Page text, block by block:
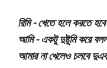
রিমি - খেতে হলে করতে হবে
আমি - একটু দুষ্টুমি করে
আমার না খেলেও চলবে